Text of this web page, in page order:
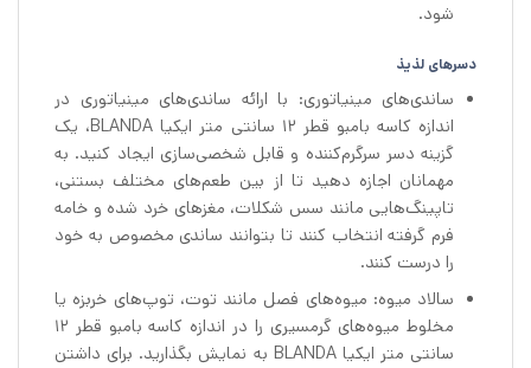
شود.
دسرهای لذیذ
ساندی‌های مینیاتوری: با ارائه ساندی‌های مینیاتوری در
اندازه کاسه بامبو قطر 12 سانتی متر ایکیا BLANDA، یک
گزینه دسر سرگرم‌کننده و قابل شخصی‌سازی ایجاد کنید. به
مهمانان اجازه دهید تا از بین طعم‌های مختلف بستنی،
تاپینگ‌هایی مانند سس شکلات، مغزهای خرد شده و خامه
فرم گرفته انتخاب کنند تا بتوانند ساندی مخصوص به خود
را درست کنند.
سالاد میوه: میوه‌های فصل مانند توت، توپ‌های خربزه یا
مخلوط میوه‌های گرمسیری را در اندازه کاسه بامبو قطر 12
سانتی متر ایکیا BLANDA به نمایش بگذارید. برای داشتن